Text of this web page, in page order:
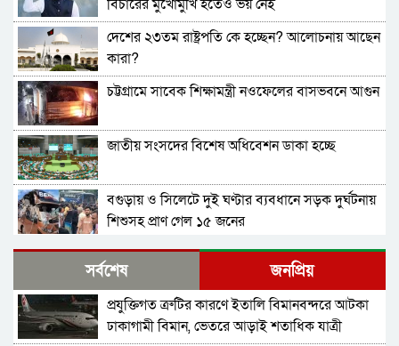
বিচারের মুখোমুখি হতেও ভয় নেই
দেশের ২৩তম রাষ্ট্রপতি কে হচ্ছেন? আলোচনায় আছেন
কারা?
চট্টগ্রামে সাবেক শিক্ষামন্ত্রী নওফেলের বাসভবনে আগুন
জাতীয় সংসদের বিশেষ অধিবেশন ডাকা হচ্ছে
বগুড়ায় ও সিলেটে দুই ঘণ্টার ব্যবধানে সড়ক দুর্ঘটনায়
শিশুসহ প্রাণ গেল ১৫ জনের
ঢাকায় বাসভবনে অগ্নিকাণ্ড, স্ত্রীসহ হাসপাতালে ভর্তি
পাকিস্তান হাইকমিশনার
বিমানবন্দরে ভিআইপি-সিআইপিসহ সবাইকে তল্লাশির
নির্দেশ
সর্বশেষ জনপ্রিয়
প্রযুক্তিগত ত্রুটির কারণে ইতালি বিমানবন্দরে আটকা
ঢাকাগামী বিমান, ভেতরে আড়াই শতাধিক যাত্রী